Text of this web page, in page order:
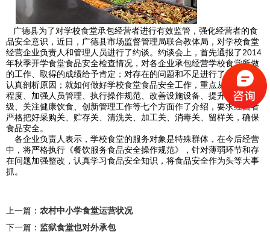
广德县为了对学校食堂承包经营者进行有效监管，强化经营者的食
品安全意识，近日，广德县市场监督管理局联合教体局，对学校食堂
经营企业负责人和管理人员进行了约谈。约谈会上，首先通报了2014
年秋季开学食堂食品安全检查情况，对各企业承包经营学校食堂所做
的工作、取得的成绩给予肯定；对存在的问题和不足进行了梳理，并
认真剖析原因；就如何做好学校食堂食品安全工作，重点从提高重视
程度、加强人员管理、执行操作规范、改善设施设备、提升量化等
级、关注健康饮食、创新管理工作等七个方面作了介绍，要求经营者
严格把好采购关、贮存关、清洗关、加工关、消毒关、留样关，确保
食品安全。
各企业负责人表示，学校食堂的服务对象是特殊群体，在今后经营
中，将严格执行《餐饮服务食品安全操作规范》，针对薄弱环节和存
在问题加强整改，认真学习食品安全知识，将食品安全作为头等大事
抓。
上一篇： 农村中小学食堂运营状况
下一篇： 监狱食堂也对外承包